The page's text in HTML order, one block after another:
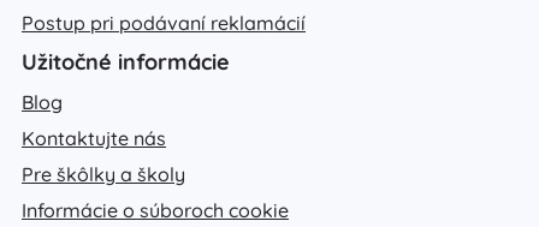
Postup pri podávaní reklamácií
Užitočné informácie
Blog
Kontaktujte nás
Pre škôlky a školy
Informácie o súboroch cookie